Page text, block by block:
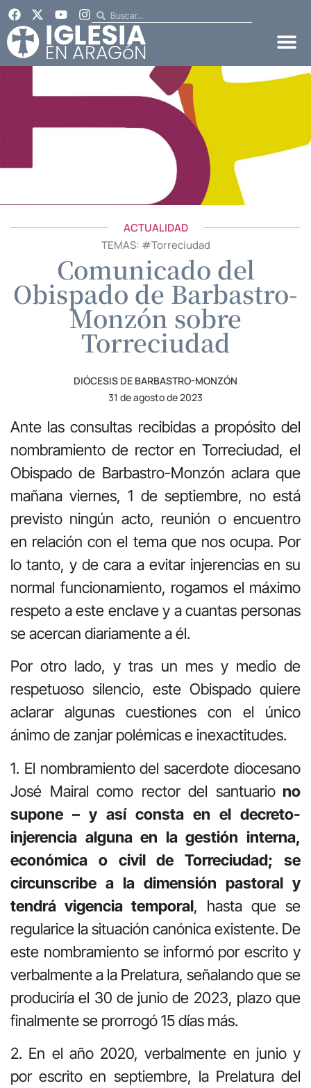
ACTUALIDAD
TEMAS: #Torreciudad
Comunicado del
Obispado de Barbastro-
Monzón sobre
Torreciudad
DIÓCESIS DE BARBASTRO-MONZÓN
31 de agosto de 2023
Ante las consultas recibidas a propósito del
nombramiento de rector en Torreciudad, el
Obispado de Barbastro-Monzón aclara que
mañana viernes, 1 de septiembre, no está
previsto ningún acto, reunión o encuentro
en relación con el tema que nos ocupa. Por
lo tanto, y de cara a evitar injerencias en su
normal funcionamiento, rogamos el máximo
respeto a este enclave y a cuantas personas
se acercan diariamente a él.
Por otro lado, y tras un mes y medio de
respetuoso silencio, este Obispado quiere
aclarar algunas cuestiones con el único
ánimo de zanjar polémicas e inexactitudes.
1. El nombramiento del sacerdote diocesano
José Mairal como rector del santuariono
supone – y así consta en el decreto-
injerencia alguna en la gestión interna,
económica o civil de Torreciudad; se
circunscribe a la dimensión pastoral y
tendrá vigencia temporal, hasta que se
regularice la situación canónica existente. De
este nombramiento se informó por escrito y
verbalmente a la Prelatura, señalando que se
produciría el 30 de junio de 2023, plazo que
finalmente se prorrogó 15 días más.
2. En el año 2020, verbalmente en junio y
por escrito en septiembre, la Prelatura del